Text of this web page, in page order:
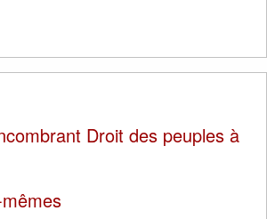
Droit des peuples à